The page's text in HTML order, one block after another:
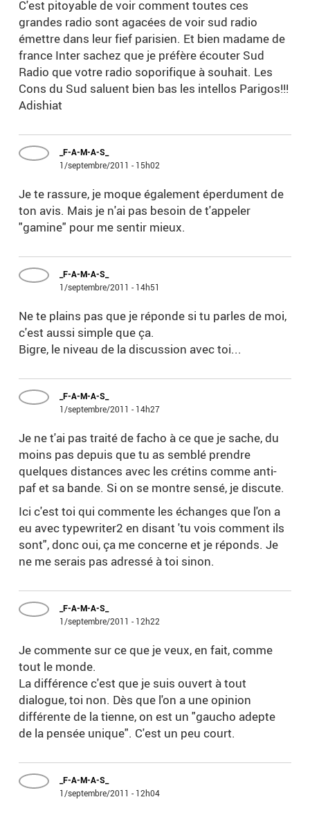
C'est pitoyable de voir comment toutes ces
grandes radio sont agacées de voir sud radio
émettre dans leur fief parisien. Et bien madame de
france Inter sachez que je préfère écouter Sud
Radio que votre radio soporifique à souhait. Les
Cons du Sud saluent bien bas les intellos Parigos!!!
Adishiat
_F-A-M-A-S_
1/septembre/2011 - 15h02
Je te rassure, je moque également éperdument de
ton avis. Mais je n'ai pas besoin de t'appeler
"gamine" pour me sentir mieux.
_F-A-M-A-S_
1/septembre/2011 - 14h51
Ne te plains pas que je réponde si tu parles de moi,
c'est aussi simple que ça.
Bigre, le niveau de la discussion avec toi...
_F-A-M-A-S_
1/septembre/2011 - 14h27
Je ne t'ai pas traité de facho à ce que je sache, du
moins pas depuis que tu as semblé prendre
quelques distances avec les crétins comme anti-
paf et sa bande. Si on se montre sensé, je discute.
Ici c'est toi qui commente les échanges que l'on a
eu avec typewriter2 en disant 'tu vois comment ils
sont", donc oui, ça me concerne et je réponds. Je
ne me serais pas adressé à toi sinon.
_F-A-M-A-S_
1/septembre/2011 - 12h22
Je commente sur ce que je veux, en fait, comme
tout le monde.
La différence c'est que je suis ouvert à tout
dialogue, toi non. Dès que l'on a une opinion
différente de la tienne, on est un "gaucho adepte
de la pensée unique". C'est un peu court.
_F-A-M-A-S_
1/septembre/2011 - 12h04